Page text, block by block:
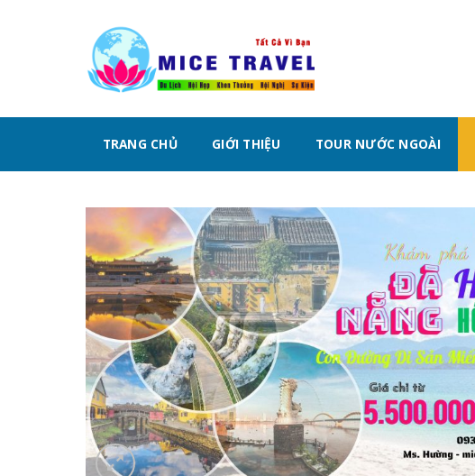
TRANG CHỦ GIỚI THIỆU TOUR NƯỚC NGOÀI